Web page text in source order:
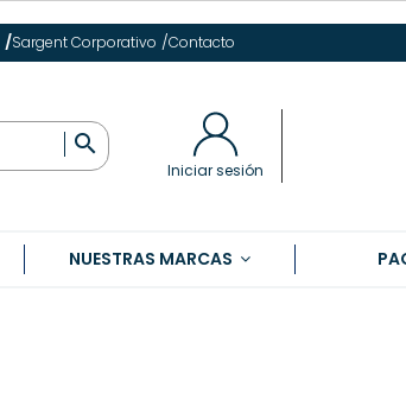
/Sargent Corporativo /Contacto

Iniciar sesión
NUESTRAS MARCAS